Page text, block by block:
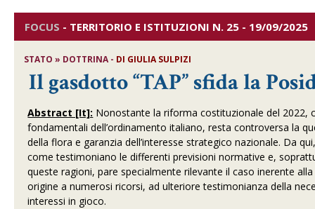
FOCUS - TERRITORIO E ISTITUZIONI N. 25 - 19/09/2025
STATO » DOTTRINA - DI GIULIA SULPIZI
Il gasdotto “TAP” sfida la
Abstract [It]: Nonostante la riforma costituzionale del 2022,
fondamentali dell’ordinamento italiano, resta controversa la
della flora e garanzia dell’interesse strategico nazionale. Da
come testimoniano le differenti previsioni normative e,
queste ragioni, pare specialmente rilevante il caso inerente
origine a numerosi ricorsi, ad ulteriore testimonianza della
interessi in gioco.